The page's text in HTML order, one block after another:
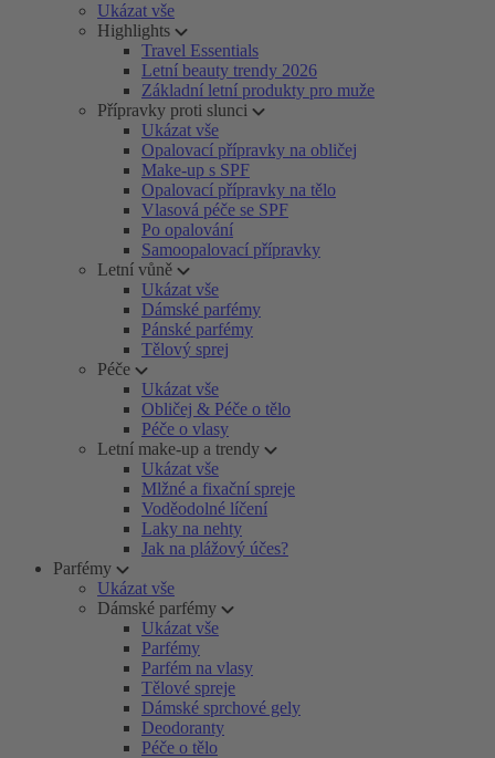
Ukázat vše
Highlights
Travel Essentials
Letní beauty trendy 2026
Základní letní produkty pro muže
Přípravky proti slunci
Ukázat vše
Opalovací přípravky na obličej
Make-up s SPF
Opalovací přípravky na tělo
Vlasová péče se SPF
Po opalování
Samoopalovací přípravky
Letní vůně
Ukázat vše
Dámské parfémy
Pánské parfémy
Tělový sprej
Péče
Ukázat vše
Obličej & Péče o tělo
Péče o vlasy
Letní make-up a trendy
Ukázat vše
Mlžné a fixační spreje
Voděodolné líčení
Laky na nehty
Jak na plážový účes?
Parfémy
Ukázat vše
Dámské parfémy
Ukázat vše
Parfémy
Parfém na vlasy
Tělové spreje
Dámské sprchové gely
Deodoranty
Péče o tělo